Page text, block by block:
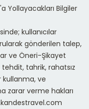
Yollayacakları Bilgiler
kullanıcılar
gönderilen talep,
ve Öneri-Şikayet
tehdit, tahrik, rahatsız
kullanma, ve
zarar verme hakları